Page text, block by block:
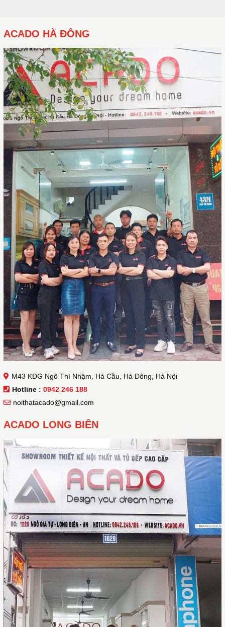
ACADO HÀ ĐÔNG
M43 KĐG Ngô Thì Nhậm, Hà Cầu, Hà Đông, Hà Nội
Hotline : 0942 246 188
noithatacado@gmail.com
ACADO LONG BIÊN